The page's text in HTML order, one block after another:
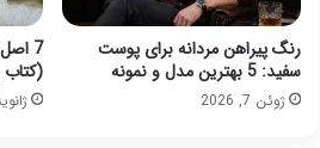
رنگ پیراهن مردانه برای پوست
سفید: 5 بهترین مدل و نمونه
ژوئن 7, 2026
7
(کتاب
ژانویه 14,